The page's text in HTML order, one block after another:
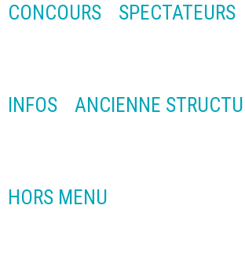
CONCOURS SPECTATEURS
INFOS ANCIENNE
HORS MENU